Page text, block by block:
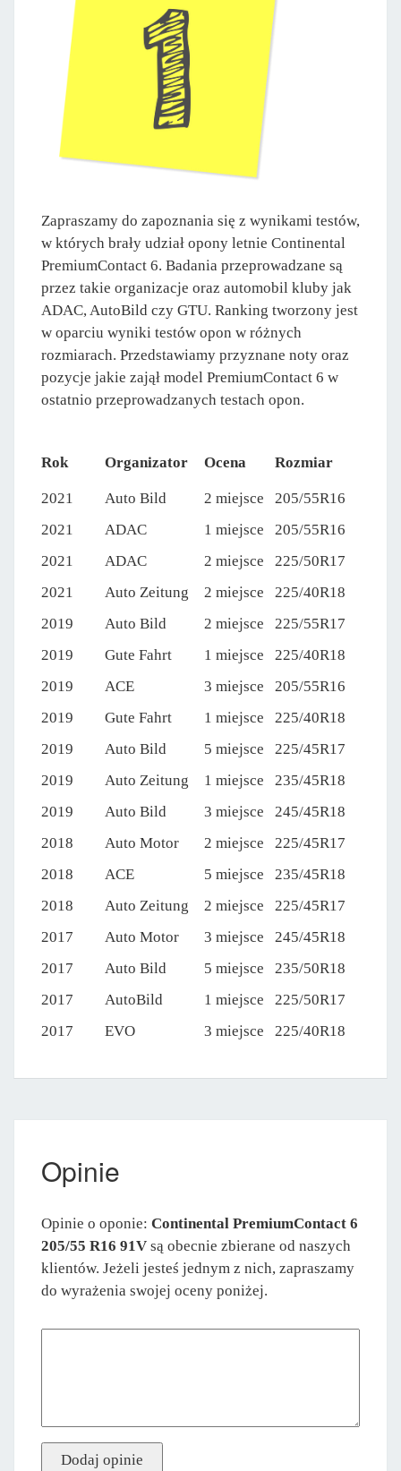
Zapraszamy do zapoznania się z wynikami testów,
w których brały udział opony letnie Continental
PremiumContact 6. Badania przeprowadzane są
przez takie organizacje oraz automobil kluby jak
ADAC, AutoBild czy GTU. Ranking tworzony jest
w oparciu wyniki testów opon w różnych
rozmiarach. Przedstawiamy przyznane noty oraz
pozycje jakie zajął model PremiumContact 6 w
ostatnio przeprowadzanych testach opon.
Rok Organizator Ocena Rozmiar
2021 Auto Bild 2 miejsce
205/55R16
2021
ADAC 1 miejsce
205/55R16
2021
ADAC 2 miejsce
225/50R17
2021
Auto Zeitung 2 miejsce
225/40R18
2019
Auto Bild 2 miejsce
225/55R17
2019
Gute Fahrt 1 miejsce
225/40R18
2019
ACE 3 miejsce
205/55R16
2019
Gute Fahrt 1 miejsce
225/40R18
2019
Auto Bild 5 miejsce
225/45R17
2019
Auto Zeitung 1 miejsce
235/45R18
2019
Auto Bild 3 miejsce
245/45R18
2018
Auto Motor 2 miejsce
225/45R17
2018
ACE 5 miejsce
235/45R18
2018
Auto Zeitung 2 miejsce
225/45R17
2017
Auto Motor 3 miejsce
245/45R18
2017
Auto Bild 5 miejsce
235/50R18
2017
AutoBild 1 miejsce
225/50R17
2017
EVO 3 miejsce 225/40R18
Opinie
Opinie o oponie: Continental PremiumContact 6
205/55 R16 91V są obecnie zbierane od naszych
klientów. Jeżeli jesteś jednym z nich, zapraszamy
do wyrażenia swojej oceny poniżej.